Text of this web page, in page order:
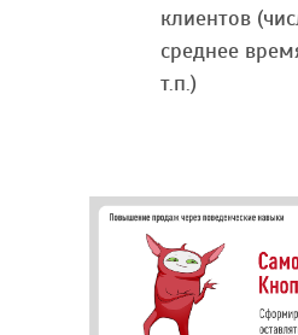
клиентов
среднее
т.п.)